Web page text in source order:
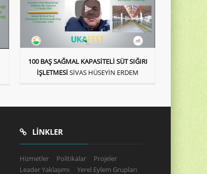
100 BAŞ SAĞMAL KAPASİTELİ SÜT SIĞIRI
İŞLETMESİ SİVAS HÜSEYİN ERDEM
LINKLER
Hizmetler Politikalar
Projeler
Leader Yaklaşımı
Yerel Eylem Grupları